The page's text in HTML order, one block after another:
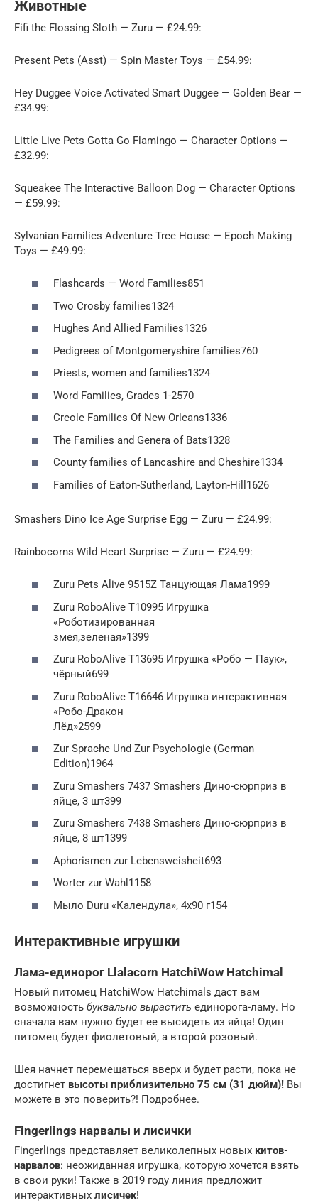
Животные
Fifi the Flossing Sloth — Zuru — £24.99:
Present Pets (Asst) — Spin Master Toys — £54.99:
Hey Duggee Voice Activated Smart Duggee — Golden Bear —
£34.99:
Little Live Pets Gotta Go Flamingo — Character Options —
£32.99:
Squeakee The Interactive Balloon Dog — Character Options
— £59.99:
Sylvanian Families Adventure Tree House — Epoch Making
Toys — £49.99:
Flashcards — Word Families851
Two Crosby families1324
Hughes And Allied Families1326
Pedigrees of Montgomeryshire families760
Priests, women and families1324
Word Families, Grades 1-2570
Creole Families Of New Orleans1336
The Families and Genera of Bats1328
County families of Lancashire and Cheshire1334
Families of Eaton-Sutherland, Layton-Hill1626
Smashers Dino Ice Age Surprise Egg — Zuru — £24.99:
Rainbocorns Wild Heart Surprise — Zuru — £24.99:
Zuru Pets Alive 9515Z Танцующая Лама1999
Zuru RoboAlive T10995 Игрушка
«Роботизированная
змея,зеленая»1399
Zuru RoboAlive T13695 Игрушка «Робо — Паук»,
чёрный699
Zuru RoboAlive T16646 Игрушка интерактивная
«Робо-Дракон
Лёд»2599
Zur Sprache Und Zur Psychologie (German
Edition)1964
Zuru Smashers 7437 Smashers Дино-сюрприз в
яйце, 3 шт399
Zuru Smashers 7438 Smashers Дино-сюрприз в
яйце, 8 шт1399
Aphorismen zur Lebensweisheit693
Worter zur Wahl1158
Мыло Duru «Календула», 4х90 г154
Интерактивные игрушки
Лама-единорог Llalacorn HatchiWow Hatchimal
Новый питомец HatchiWow Hatchimals даст вам
возможность буквально вырастить единорога-ламу. Но
сначала вам нужно будет ее высидеть из яйца! Один
питомец будет фиолетовый, а второй розовый.
Шея начнет перемещаться вверх и будет расти, пока не
достигнет высоты приблизительно 75 см (31 дюйм)! Вы
можете в это поверить?! Подробнее.
Fingerlings нарвалы и лисички
Fingerlings представляет великолепных новых китов-
нарвалов: неожиданная игрушка, которую хочется взять
в свои руки! Также в 2019 году линия предложит
интерактивных лисичек!